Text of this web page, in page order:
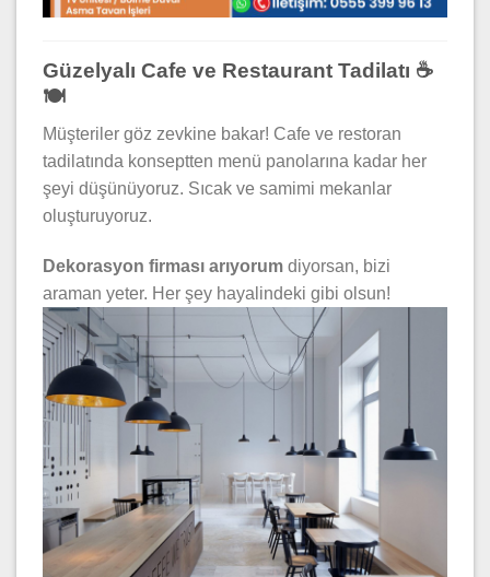
Güzelyalı Cafe ve Restaurant Tadilatı ☕
🍽️
Müşteriler göz zevkine bakar! Cafe ve restoran
tadilatında konseptten menü panolarına kadar her
şeyi düşünüyoruz. Sıcak ve samimi mekanlar
oluşturuyoruz.
Dekorasyon firması arıyorum diyorsan, bizi
araman yeter. Her şey hayalindeki gibi olsun!